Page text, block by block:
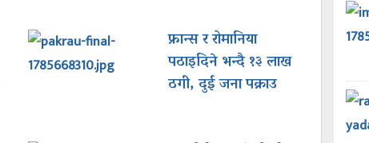
फ्रान्स र रोमानिया
पठाइदिने भन्दै १३ लाख
ठगी, दुई जना पक्राउ